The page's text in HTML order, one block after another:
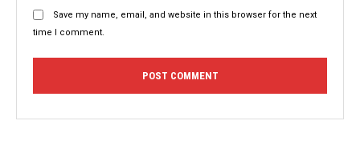
Save my name, email, and website in this browser for the next
time I comment.